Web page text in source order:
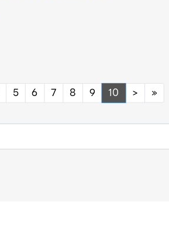
5 6 7 8 9 10 > Next
»